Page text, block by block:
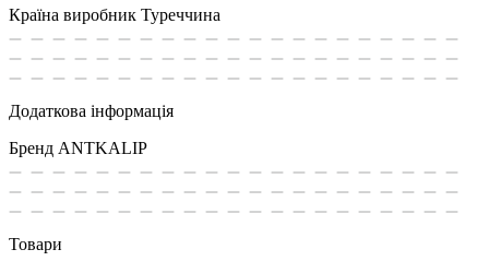
Країна виробник Туреччина
Додаткова інформація
Бренд ANTKALIP
Товари